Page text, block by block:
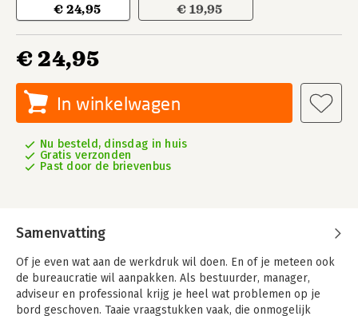
€ 24,95 € 19,95
€ 24,95
In winkelwagen
Nu besteld, dinsdag in huis
Gratis verzonden
Past door de brievenbus
Samenvatting
Of je even wat aan de werkdruk wil doen. En of je meteen ook
de bureaucratie wil aanpakken. Als bestuurder, manager,
adviseur en professional krijg je heel wat problemen op je
bord geschoven. Taaie vraagstukken vaak, die onmogelijk